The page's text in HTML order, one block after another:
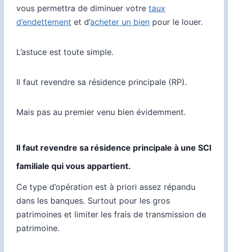
vous permettra de diminuer votre taux
d’endettement et d’acheter un bien pour le louer.
L’astuce est toute simple.
Il faut revendre sa résidence principale (RP).
Mais pas au premier venu bien évidemment.
Il faut revendre sa résidence principale à une SCI
familiale qui vous appartient.
Ce type d’opération est à priori assez répandu
dans les banques. Surtout pour les gros
patrimoines et limiter les frais de transmission de
patrimoine.